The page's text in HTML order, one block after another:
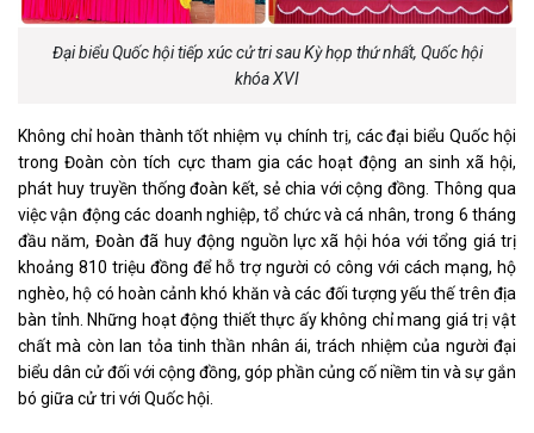
Đại biểu Quốc hội tiếp xúc cử tri sau Kỳ họp thứ nhất, Quốc hội
khóa XVI
Không chỉ hoàn thành tốt nhiệm vụ chính trị, các đại biểu Quốc hội
trong Đoàn còn tích cực tham gia các hoạt động an sinh xã hội,
phát huy truyền thống đoàn kết, sẻ chia với cộng đồng. Thông qua
việc vận động các doanh nghiệp, tổ chức và cá nhân, trong 6 tháng
đầu năm, Đoàn đã huy động nguồn lực xã hội hóa với tổng giá trị
khoảng 810 triệu đồng để hỗ trợ người có công với cách mạng, hộ
nghèo, hộ có hoàn cảnh khó khăn và các đối tượng yếu thế trên địa
bàn tỉnh. Những hoạt động thiết thực ấy không chỉ mang giá trị vật
chất mà còn lan tỏa tinh thần nhân ái, trách nhiệm của người đại
biểu dân cử đối với cộng đồng, góp phần củng cố niềm tin và sự gắn
bó giữa cử tri với Quốc hội.